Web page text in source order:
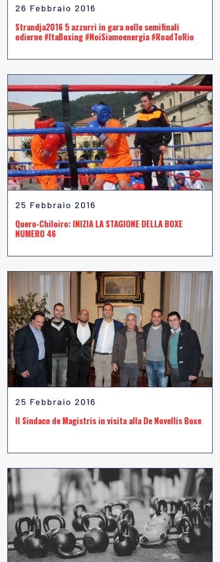
26 Febbraio 2016
Strandja2016 5 azzurri in gara nelle semifinali
odierne #ItaBoxing #NoiSiamoenergia #RoadToRio
25 Febbraio 2016
Quero-Chiloiro: INIZIA LA STAGIONE DELLA BOXE
NUMERO 46
25 Febbraio 2016
Il Sindaco de Magistris in visita alla De Novellis Boxe